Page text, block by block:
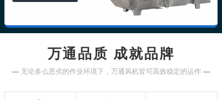
万通品质 成就品牌
— 无论多么恶劣的作业环境下，万通风机皆可高效稳定的运作 —